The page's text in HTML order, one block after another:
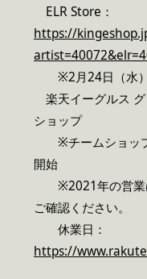
ELR Store：
https://
※2月24日（水）
楽天イーグルス
ショップ
※チームショップ
開始
※2021年の営業
ご確認ください。
休業日：
https://